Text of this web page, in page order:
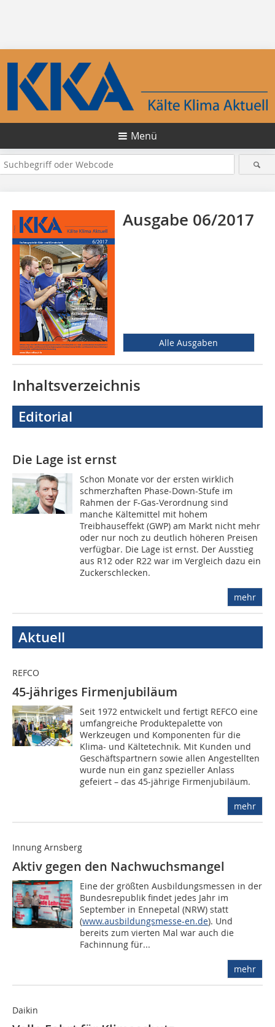
Menü
Ausgabe 06/2017
Alle Ausgaben
Inhaltsverzeichnis
Editorial
Die Lage ist ernst
Schon Monate vor der ersten wirklich
schmerzhaften Phase-Down-Stufe im
Rahmen der F-Gas-Verordnung sind
manche Kältemittel mit hohem
Treibhauseffekt (GWP) am Markt nicht mehr
oder nur noch zu deutlich höheren Preisen
verfügbar. Die Lage ist ernst. Der Ausstieg
aus R12 oder R22 war im Vergleich dazu ein
Zuckerschlecken.
mehr
Aktuell
REFCO
45-jähriges Firmenjubiläum
Seit 1972 entwickelt und fertigt REFCO eine
umfangreiche Produktepalette von
Werkzeugen und Komponenten für die
Klima- und Kältetechnik. Mit Kunden und
Geschäftspartnern sowie allen Angestellten
wurde nun ein ganz spezieller Anlass
gefeiert – das 45-jährige Firmenjubiläum.
mehr
Innung Arnsberg
Aktiv gegen den Nachwuchsmangel
Eine der größten Ausbildungsmessen in der
Bundesrepublik findet jedes Jahr im
September in Ennepetal (NRW) statt
(www.ausbildungsmesse-en.de). Und
bereits zum vierten Mal war auch die
Fachinnung für...
mehr
Daikin